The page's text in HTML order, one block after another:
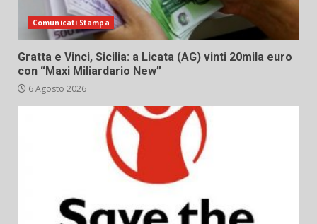
Comunicati Stampa
Gratta e Vinci, Sicilia: a Licata (AG) vinti 20mila euro
con “Maxi Miliardario New”
6 Agosto 2026